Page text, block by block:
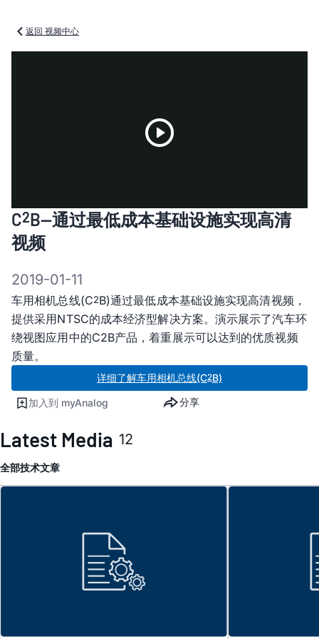
返回 视频中心
Video
C2B—通过最低成本基础设施实现高清
视频
2019-01-11
车用相机总线(C2B)通过最低成本基础设施实现高清视频，
提供采用NTSC的成本经济型解决方案。演示展示了汽车环
绕视图应用中的C2B产品，着重展示可以达到的优质视频
质量。
详细了解车用相机总线(C2B)
加入到 myAnalog 分享
Latest Media 12
全部技术文章